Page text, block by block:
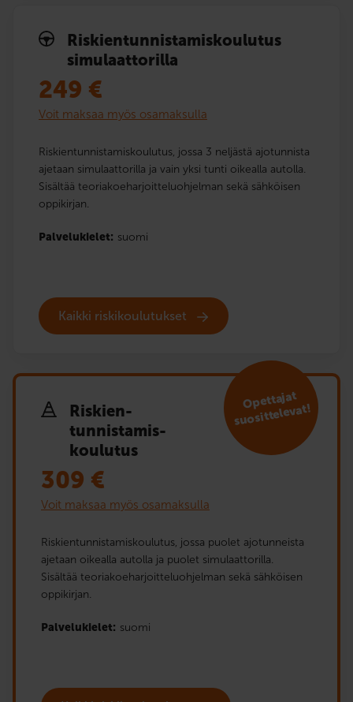
Riskien­tunnistamis­koulutus
simulaattorilla
249 €
Voit maksaa myös osamaksulla
Riskientunnistamiskoulutus, jossa 3 neljästä ajotunnista
ajetaan simulaattorilla ja vain yksi tunti oikealla autolla.
Sisältää teoriakoeharjoitteluohjelman sekä sähköisen
oppikirjan.
Palvelukielet: suomi
Kaikki riskikoulutukset
Riskien­
tunnistamis­
koulutus
Opettajat
suosittelevat!
309 €
Voit maksaa myös osamaksulla
Riskientunnistamiskoulutus, jossa puolet ajotunneista
ajetaan oikealla autolla ja puolet simulaattorilla.
Sisältää teoriakoeharjoitteluohjelman sekä sähköisen
oppikirjan.
Palvelukielet: suomi